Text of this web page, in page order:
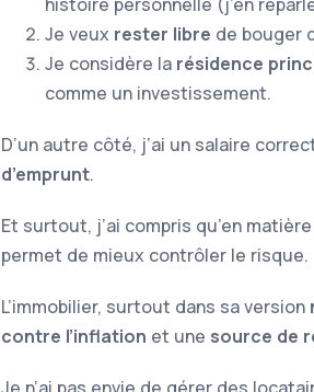
Je veux rester libre de bouger
Je considère la résidence
comme un investissement.
D’un autre côté, j’ai un salaire
d’emprunt.
Et surtout, j’ai compris qu’en
permet de mieux contrôler le risque.
L’immobilier, surtout dans sa version
contre l’inflation et une source de